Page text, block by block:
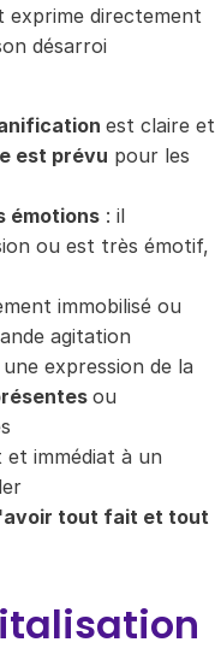
exprime directement
désarroi
est claire et
est prévu pour les
émotions : il
ou est très émotif,
immobilisé ou
agitation
expression de la
ou
immédiat à un
tout fait et tout